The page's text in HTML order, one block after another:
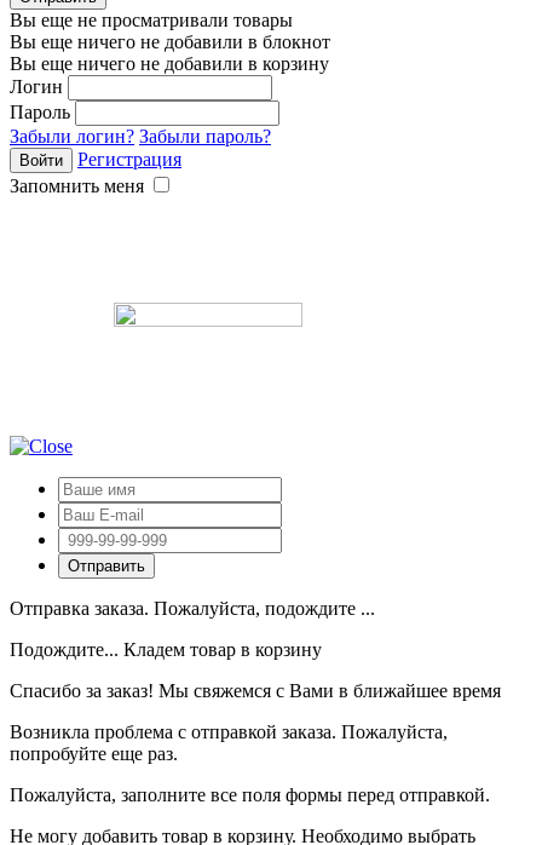
Вы еще не просматривали товары
Вы еще ничего не добавили в блокнот
Вы еще ничего не добавили в корзину
Логин
Пароль
Забыли логин? Забыли пароль?
Регистрация
Запомнить меня
Отправка заказа. Пожалуйста, подождите ...
Подождите... Кладем товар в корзину
Спасибо за заказ! Мы свяжемся с Вами в ближайшее время
Возникла проблема с отправкой заказа. Пожалуйста,
попробуйте еще раз.
Пожалуйста, заполните все поля формы перед отправкой.
Не могу добавить товар в корзину. Необходимо выбрать